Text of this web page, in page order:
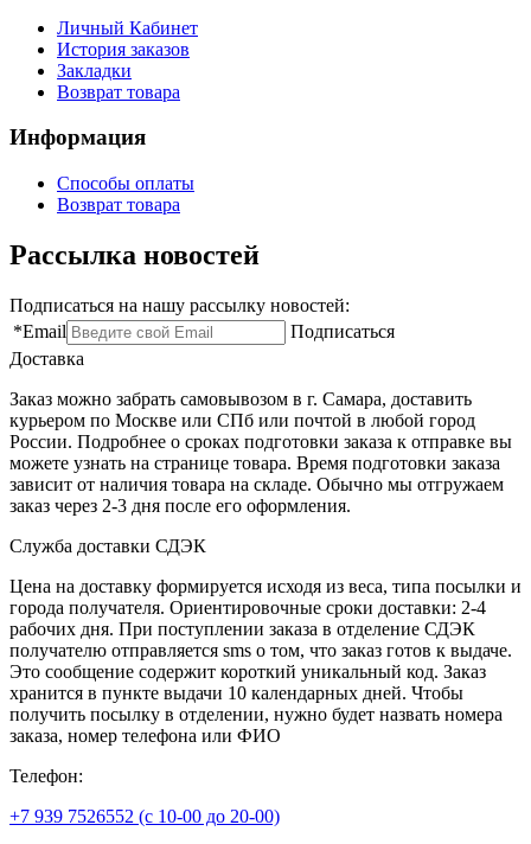
Личный Кабинет
История заказов
Закладки
Возврат товара
Информация
Способы оплаты
Возврат товара
Рассылка новостей
Подписаться на нашу рассылку новостей:
*Email
Подписаться
Доставка
Заказ можно забрать самовывозом в г. Самара, доставить
курьером по Москве или СПб или почтой в любой город
России. Подробнее о сроках подготовки заказа к отправке вы
можете узнать на странице товара. Время подготовки заказа
зависит от наличия товара на складе. Обычно мы отгружаем
заказ через 2-3 дня после его оформления.
Служба доставки СДЭК
Цена на доставку формируется исходя из веса, типа посылки и
города получателя. Ориентировочные сроки доставки: 2-4
рабочих дня. При поступлении заказа в отделение СДЭК
получателю отправляется sms о том, что заказ готов к выдаче.
Это сообщение содержит короткий уникальный код. Заказ
хранится в пункте выдачи 10 календарных дней. Чтобы
получить посылку в отделении, нужно будет назвать номера
заказа, номер телефона или ФИО
Телефон:
+7 939 7526552 (с 10-00 до 20-00)